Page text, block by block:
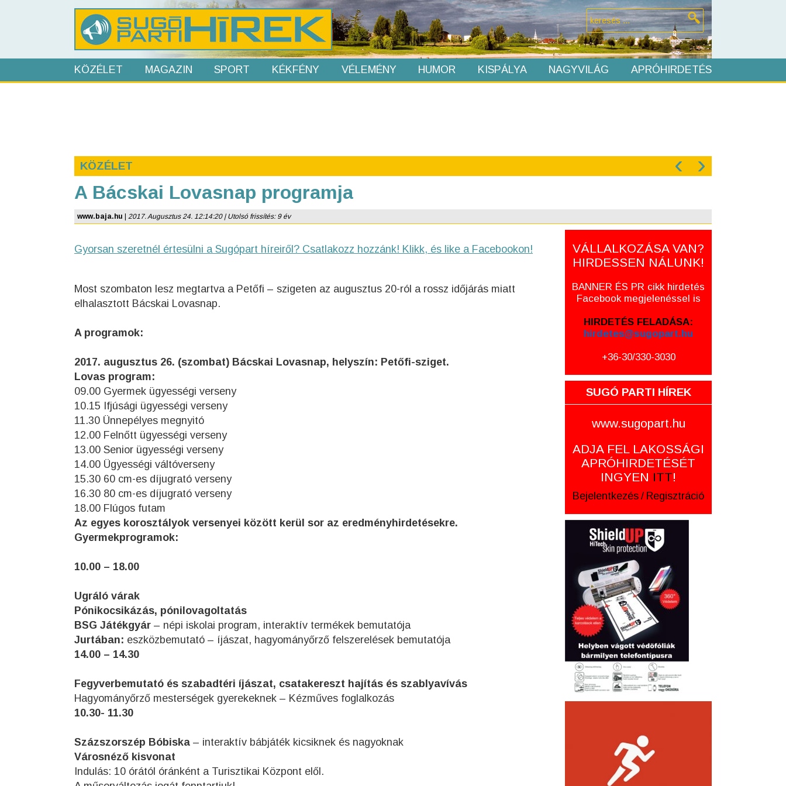
KÖZÉLET MAGAZIN SPORT KÉKFÉNY VÉLEMÉNY HUMOR KISPÁLYA NAGYVILÁG APRÓHIRDETÉS
KÖZÉLET ‹ ›
A Bácskai Lovasnap programja
www.baja.hu 2017. Augusztus 24. 12:14:20 | Utolsó frissítés: 9 év
Gyorsan szeretnél értesülni a Sugópart híreiről? Csatlakozz hozzánk! Klikk, és like a Facebookon!
Most szombaton lesz megtartva a Petőfi – szigeten az augusztus 20-ról a rossz időjárás miatt
elhalasztott Bácskai Lovasnap.
A programok:
2017. augusztus 26. (szombat) Bácskai Lovasnap, helyszín: Petőfi-sziget.
Lovas program:
09.00 Gyermek ügyességi verseny
10.15 Ifjúsági ügyességi verseny
11.30 Ünnepélyes megnyitó
12.00 Felnőtt ügyességi verseny
13.00 Senior ügyességi verseny
14.00 Ügyességi váltóverseny
15.30 60 cm-es díjugrató verseny
16.30 80 cm-es díjugrató verseny
18.00 Flúgos futam
Az egyes korosztályok versenyei között kerül sor az eredményhirdetésekre.
Gyermekprogramok:
10.00 – 18.00
Ugráló várak
Pónikocsikázás, pónilovagoltatás
BSG Játékgyár – népi iskolai program, interaktív termékek bemutatója
Jurtában: eszközbemutató – íjászat, hagyományőrző felszerelések bemutatója
14.00 – 14.30
Fegyverbemutató és szabadtéri íjászat, csatakereszt hajítás és szablyavívás
Hagyományőrző mesterségek gyerekeknek – Kézműves foglalkozás
10.30- 11.30
Százszorszép Bóbiska – interaktív bábjáték kicsiknek és nagyoknak
Városnéző kisvonat
Indulás: 10 órától óránként a Turisztikai Központ elől.
VÁLLALKOZÁSA VAN?
HIRDESSEN NÁLUNK!
BANNER ÉS PR cikk hirdetés
Facebook megjelenéssel is
HIRDETÉS FELADÁSA:
hirdetes@sugopart.hu
+36-30/330-3030
SUGÓ PARTI HÍREK
www.sugopart.hu
ADJA FEL LAKOSSÁGI
APRÓHIRDETÉSÉT
INGYEN ITT!
Bejelentkezés / Regisztráció